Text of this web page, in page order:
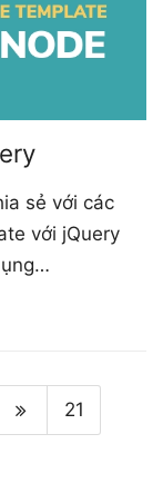
sẻ với các
với jQuery
21